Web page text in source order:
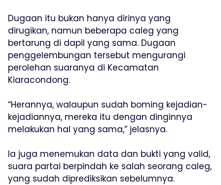
Dugaan itu bukan hanya dirinya yang
dirugikan, namun beberapa caleg yang
bertarung di dapil yang sama. Dugaan
penggelembungan tersebut mengurangi
perolehan suaranya di Kecamatan
Kiaracondong.
“Herannya, walaupun sudah boming kejadian-
kejadiannya, mereka itu dengan dinginnya
melakukan hal yang sama,” jelasnya.
Ia juga menemukan data dan bukti yang valid,
suara partai berpindah ke salah seorang caleg,
yang sudah diprediksikan sebelumnya.